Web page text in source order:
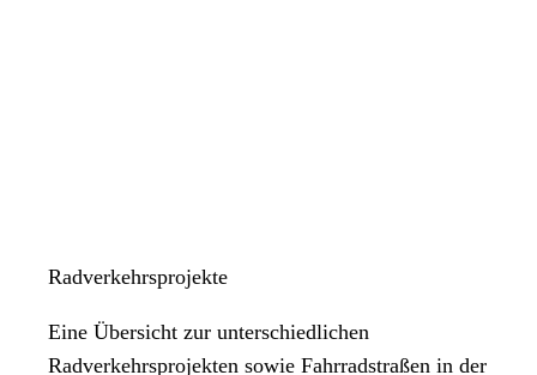
Radverkehrsprojekte
Eine Übersicht zur unterschiedlichen
Radverkehrsprojekten sowie Fahrradstraßen in der